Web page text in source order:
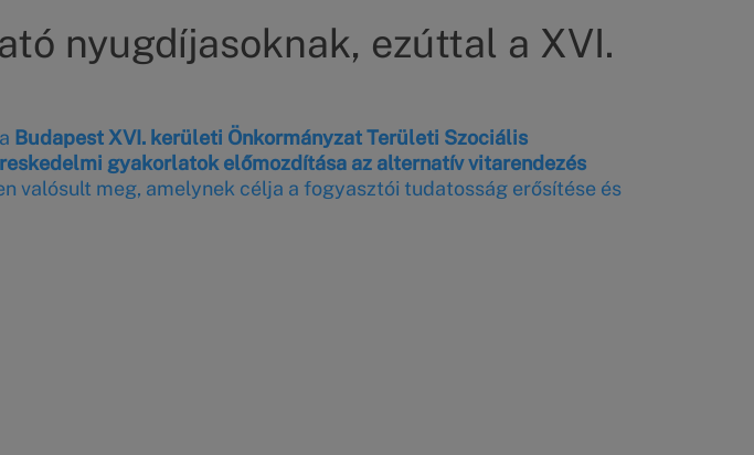
nyugdíjasoknak, ezúttal a XVI.
Budapest XVI. kerületi Önkormányzat Területi Szociális
gyakorlatok előmozdítása az alternatív vitarendezés
valósult meg, amelynek célja a fogyasztói tudatosság erősítése és